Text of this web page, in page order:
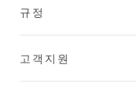
규정
고객지원